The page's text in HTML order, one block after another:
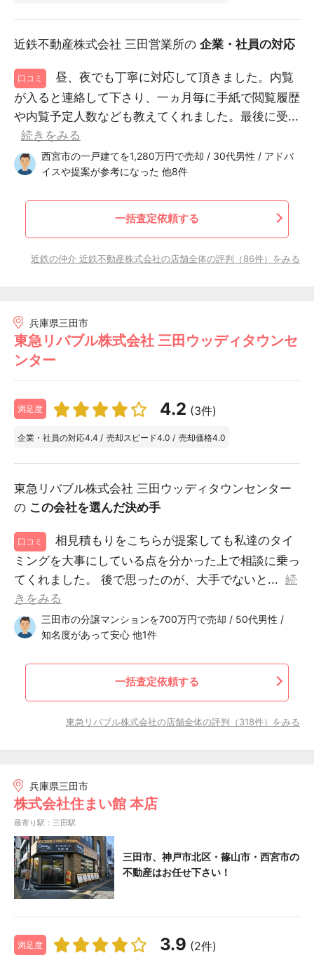
近鉄不動産株式会社 三田営業所の 企業・社員の対応
口コミ
昼、夜でも丁寧に対応して頂きました。内覧
が入ると連絡して下さり、一ヵ月毎に手紙で閲覧履歴
や内覧予定人数なども教えてくれました。最後に受...
続きをみる
西宮市の一戸建てを1,280万円で売却 / 30代男性 / アドバ
イスや提案が参考になった 他8件
一括査定依頼する
近鉄の仲介 近鉄不動産株式会社の店舗全体の評判（86件）をみる
兵庫県三田市
東急リバブル株式会社 三田ウッディタウンセ
ンター
満足度 4.2 (3件)
企業・社員の対応4.4 / 売却スピード4.0 / 売却価格4.0
東急リバブル株式会社 三田ウッディタウンセンター
の この会社を選んだ決め手
口コミ
相見積もりをこちらが提案しても私達のタイ
ミングを大事にしている点を分かった上で相談に乗っ
てくれました。 後で思ったのが、大手でないと... 続
きをみる
三田市の分譲マンションを700万円で売却 / 50代男性 /
知名度があって安心 他1件
一括査定依頼する
東急リバブル株式会社の店舗全体の評判（318件）をみる
兵庫県三田市
株式会社住まい館 本店
最寄り駅：三田駅
三田市、神戸市北区・篠山市・西宮市の
不動産はお任せ下さい！
満足度 3.9 (2件)